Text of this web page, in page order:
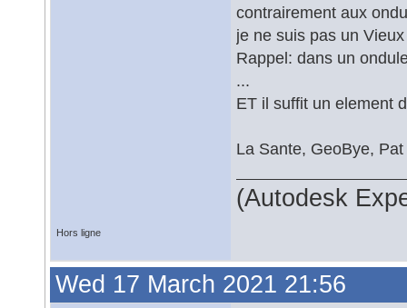
contrairement aux
je ne suis pas un
Rappel: dans un
...
ET il suffit un element
La Sante, GeoBye, Pat
(Autodesk
Hors ligne
Wed 17 March 2021 21:56